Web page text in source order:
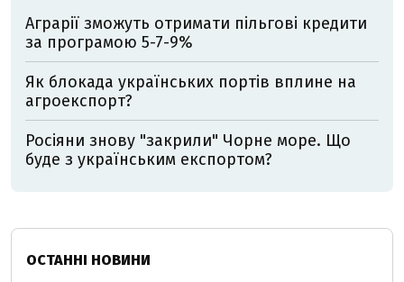
Аграрії зможуть отримати пільгові кредити
за програмою 5-7-9%
Як блокада українських портів вплине на
агроекспорт?
Росіяни знову "закрили" Чорне море. Що
буде з українським експортом?
ОСТАННІ НОВИНИ